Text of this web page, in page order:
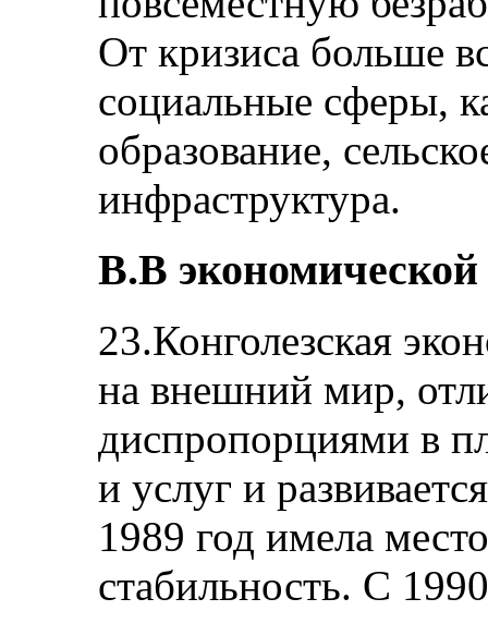
От кризиса больше
социальные сферы,
образование,
инфраструктура.
В.В экономической
23.Конголезская
на внешний мир,
диспропорциями в
и услуг и
1989 год имела
стабильность. С